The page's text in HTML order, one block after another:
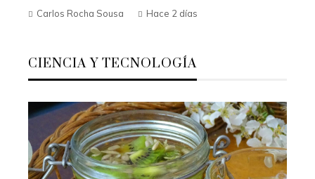
Carlos Rocha Sousa Hace 2 días
CIENCIA Y TECNOLOGÍA